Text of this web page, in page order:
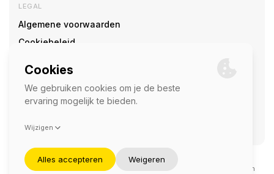
LEGAL
Algemene voorwaarden
Cookiebeleid
SOCIAL
©2026 — Komerco
Deze site wordt beschermd door reCAPTCHA en het
en